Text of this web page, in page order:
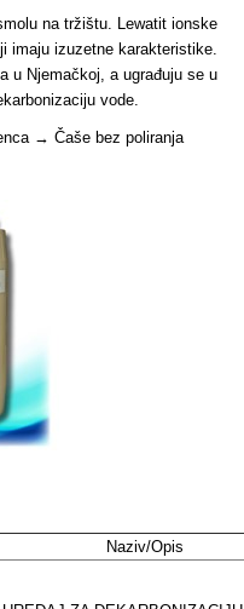
na tržištu. Lewatit ionske
imaju izuzetne karakteristike.
u Njemačkoj, a ugrađuju se u
vode.
→ Čaše bez poliranja
Naziv/Opis